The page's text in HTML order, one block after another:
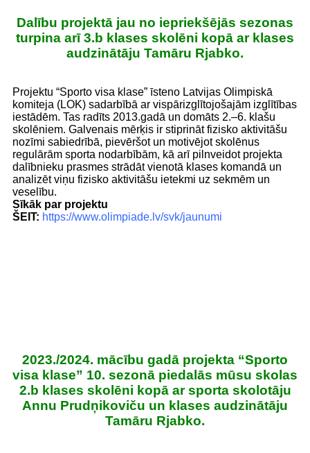
Dalību projektā jau no iepriekšējās sezonas
turpina arī 3.b klases skolēni kopā ar klases
audzinātāju Tamāru Rjabko.
Projektu “Sporto visa klase” īsteno Latvijas Olimpiskā
komiteja (LOK) sadarbībā ar vispārizglītojošajām izglītības
iestādēm. Tas radīts 2013.gadā un domāts 2.–6. klašu
skolēniem. Galvenais mērķis ir stiprināt fizisko aktivitāšu
nozīmi sabiedrībā, pievēršot un motivējot skolēnus
regulārām sporta nodarbībām, kā arī pilnveidot projekta
dalībnieku prasmes strādāt vienotā klases komandā un
analizēt viņu fizisko aktivitāšu ietekmi uz sekmēm un
veselību.
Sīkāk par projektu
ŠEIT: https://www.olimpiade.lv/svk/jaunumi
2023./2024. mācību gadā projekta “Sporto
visa klase” 10. sezonā piedalās mūsu skolas
2.b klases skolēni kopā ar sporta skolotāju
Annu Prudņikoviču un klases audzinātāju
Tamāru Rjabko.